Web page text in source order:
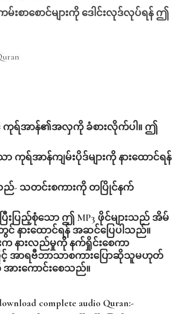
စာစောင်များကို ဒေါင်းလုဒ်လုပ်ရန် ဤ
ကုရ်အာန်၏အလှကို ခံစားလိုက်ပါ။ ဤ
ကုရ်အာန်ကျမ်းပိုဒ်များကို နားထောင်ရန်
ည်- သတင်းစကားကို တပြိုင်နက်
ြည့်စုံသော ဤ MP3 ဖိုင်များသည် အိမ်
နားထောင်ရန် အဆင်ပြေပါသည်။
းက နားလည်မှုကို နက်ရှိုင်းစေကာ
င့် အာရဗီဘာသာစကားပြောဆိုသူမဟုတ်
းကောင်းစေသည်။
complete audio Quran:-